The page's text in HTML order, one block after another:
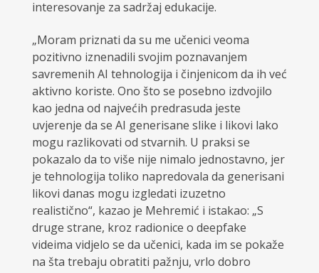
interesovanje za sadržaj edukacije.
„Moram priznati da su me učenici veoma
pozitivno iznenadili svojim poznavanjem
savremenih AI tehnologija i činjenicom da ih već
aktivno koriste. Ono što se posebno izdvojilo
kao jedna od najvećih predrasuda jeste
uvjerenje da se AI generisane slike i likovi lako
mogu razlikovati od stvarnih. U praksi se
pokazalo da to više nije nimalo jednostavno, jer
je tehnologija toliko napredovala da generisani
likovi danas mogu izgledati izuzetno
realistično“, kazao je Mehremić i istakao: „S
druge strane, kroz radionice o deepfake
videima vidjelo se da učenici, kada im se pokaže
na šta trebaju obratiti pažnju, vrlo dobro